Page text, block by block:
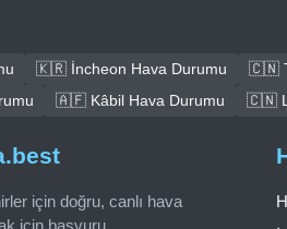
🇰🇷 İncheon Hava Durumu 🇨🇳
🇦🇫 Kâbil Hava Durumu 🇨🇳
için doğru, canlı hava
için başvuru